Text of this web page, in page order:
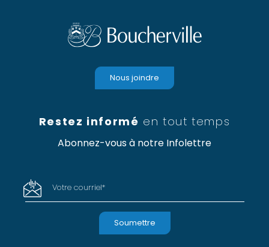
Restez informé en tout temps
Abonnez-vous à notre Infolettre
Votre courriel*
Nous joindre